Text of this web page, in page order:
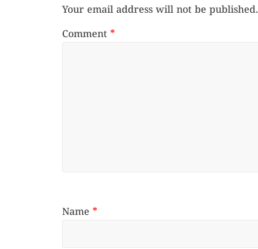
Your email address will not be published.
Comment *
Name *